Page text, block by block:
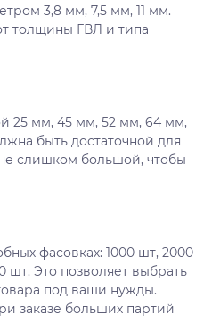
3,8 мм, 7,5 мм, 11 мм.
толщины ГВЛ и типа
25 мм, 45 мм, 52 мм, 64 мм,
быть достаточной для
слишком большой, чтобы
фасовках: 1000 шт, 2000
шт. Это позволяет выбрать
под ваши нужды.
заказе больших партий